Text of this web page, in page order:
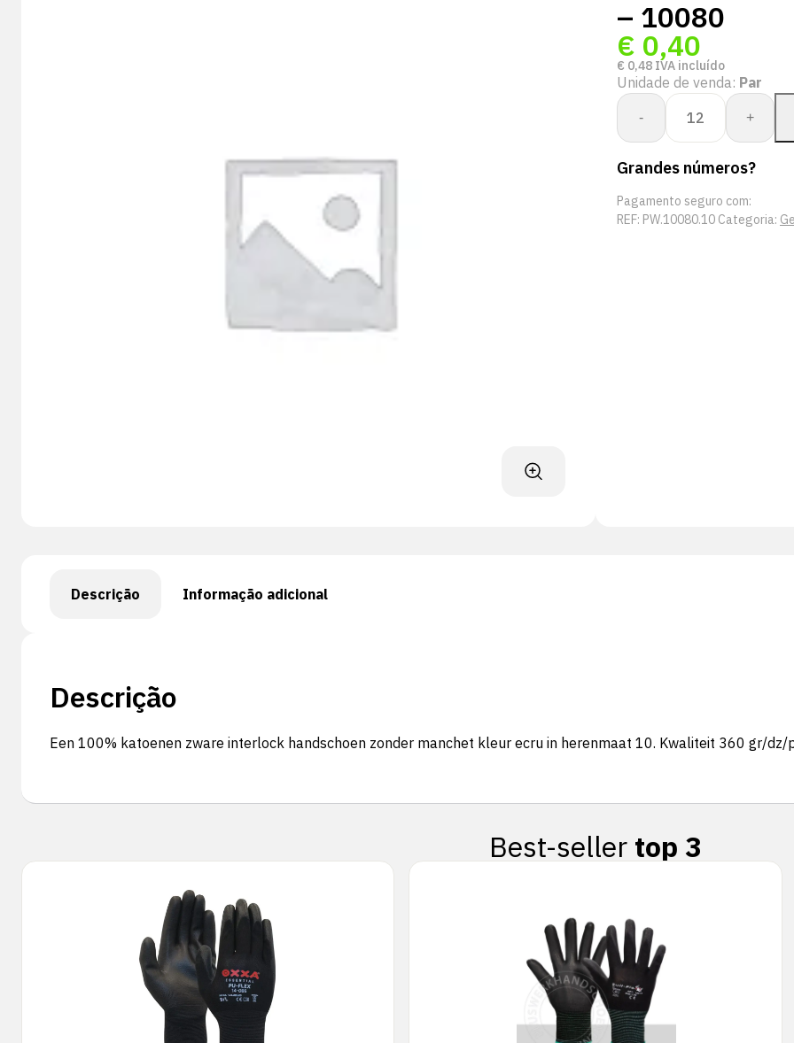
– 10080
€ 0,40
€ 0,48 IVA incluído
Unidade de venda: Par
-
Quantidade
Whs.
Bullflex
zonder
+
Grandes números?
Pagamento seguro com:
REF: PW.10080.10 Categoria:
Descrição Informação adicional
Descrição
Een 100% katoenen zware interlock handschoen zonder manchet kleur ecru in herenmaat 10. Kwaliteit 360 gr/dz/
Best-seller top 3